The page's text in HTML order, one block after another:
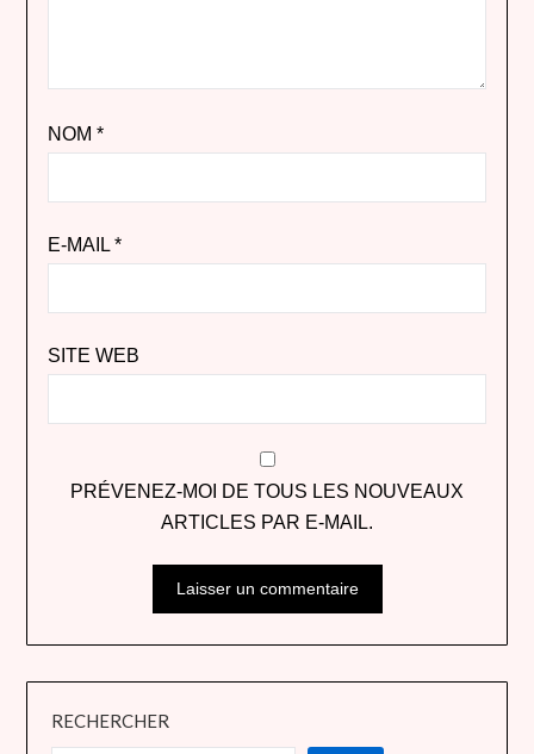
NOM *
E-MAIL *
SITE WEB
PRÉVENEZ-MOI DE TOUS LES NOUVEAUX
ARTICLES PAR E-MAIL.
RECHERCHER